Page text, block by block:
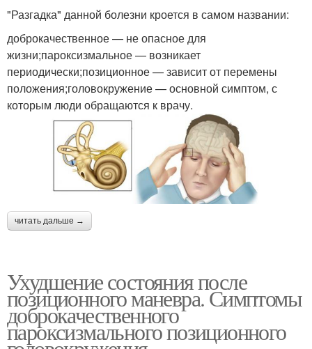
"Разгадка" данной болезни кроется в самом названии:
доброкачественное — не опасное для
жизни;пароксизмальное — возникает
периодически;позиционное — зависит от перемены
положения;головокружение — основной симптом, с
которым люди обращаются к врачу.
читать дальше →
Ухудшение состояния после
позиционного маневра. Симптомы
доброкачественного
пароксизмального позиционного